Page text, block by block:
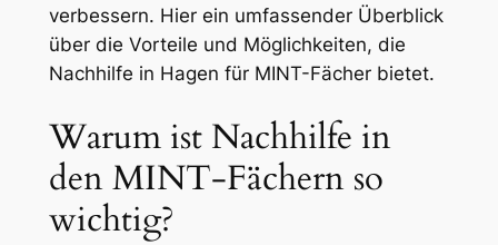
verbessern. Hier ein umfassender Überblick
über die Vorteile und Möglichkeiten, die
Nachhilfe in Hagen für MINT-Fächer bietet.
Warum ist Nachhilfe in
den MINT-Fächern so
wichtig?